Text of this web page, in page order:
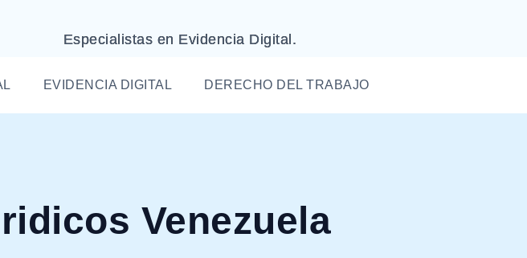
Especialistas en Evidencia Digital.
EVIDENCIA DIGITAL DERECHO DEL TRABAJO
Venezuela